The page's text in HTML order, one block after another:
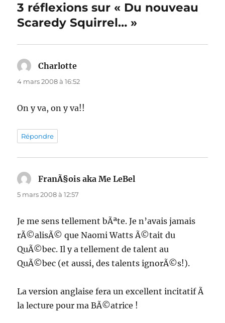
3 réflexions sur « Du nouveau
Scaredy Squirrel… »
Charlotte
4 mars 2008 à 16:52
On y va, on y va!!
Répondre
FranÃ§ois aka Me LeBel
5 mars 2008 à 12:57
Je me sens tellement bÃªte. Je n’avais jamais
rÃ©alisÃ© que Naomi Watts Ã©tait du
QuÃ©bec. Il y a tellement de talent au
QuÃ©bec (et aussi, des talents ignorÃ©s!).
La version anglaise fera un excellent incitatif Ã
la lecture pour ma BÃ©atrice !